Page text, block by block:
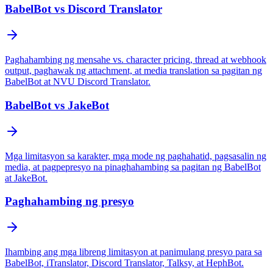
BabelBot vs Discord Translator
Paghahambing ng mensahe vs. character pricing, thread at webhook
output, paghawak ng attachment, at media translation sa pagitan ng
BabelBot at NVU Discord Translator.
BabelBot vs JakeBot
Mga limitasyon sa karakter, mga mode ng paghahatid, pagsasalin ng
media, at pagpepresyo na pinaghahambing sa pagitan ng BabelBot
at JakeBot.
Paghahambing ng presyo
Ihambing ang mga libreng limitasyon at panimulang presyo para sa
BabelBot, iTranslator, Discord Translator, Talksy, at HephBot.